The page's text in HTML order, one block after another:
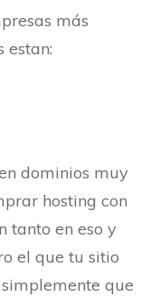
más
estan:
dominios muy
hosting con
tanto en eso y
el que tu sitio
que